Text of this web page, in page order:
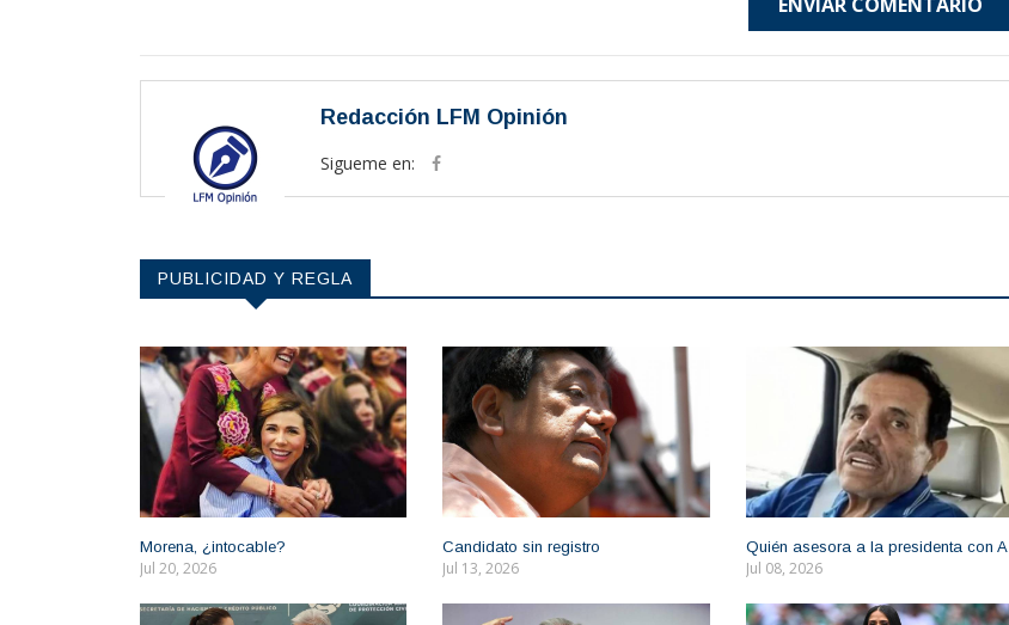
Redacción LFM Opinión
Sigueme en:
PUBLICIDAD Y REGLA
Morena, ¿intocable?
Jul 20, 2026
Candidato sin registro
Jul 13, 2026
Quién asesora a la presidenta con A
Jul 08, 2026